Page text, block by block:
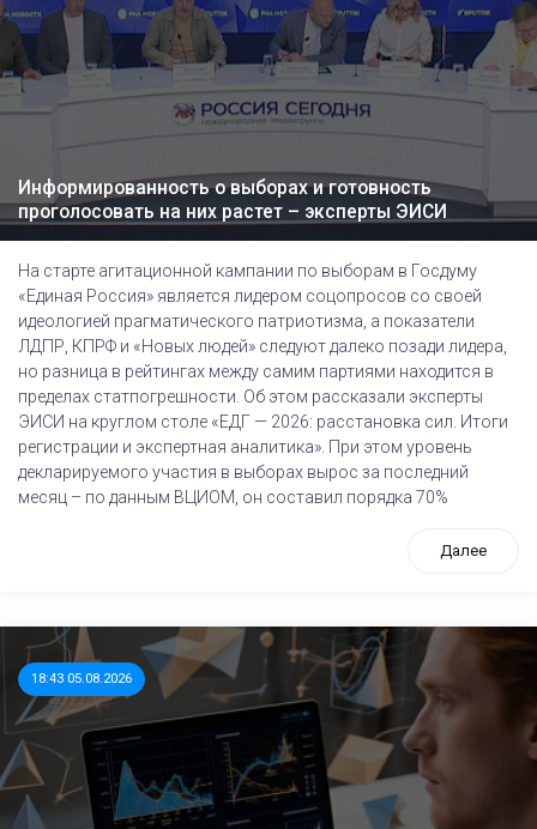
Информированность о выборах и готовность
проголосовать на них растет – эксперты ЭИСИ
На старте агитационной кампании по выборам в Госдуму
«Единая Россия» является лидером соцопросов со своей
идеологией прагматического патриотизма, а показатели
ЛДПР, КПРФ и «Новых людей» следуют далеко позади лидера,
но разница в рейтингах между самим партиями находится в
пределах статпогрешности. Об этом рассказали эксперты
ЭИСИ на круглом столе «ЕДГ — 2026: расстановка сил. Итоги
регистрации и экспертная аналитика». При этом уровень
декларируемого участия в выборах вырос за последний
месяц – по данным ВЦИОМ, он составил порядка 70%
Далее
18:43 05.08.2026